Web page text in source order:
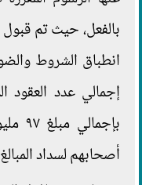
انطباق الشروط
أصحابهم لسداد